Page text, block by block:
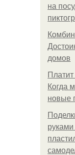
на
домов
Когда
новые